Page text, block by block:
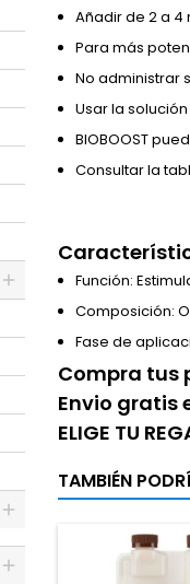
Añadir de 2 a
Para más
No administrar
Usar la
BIOBOOST
Consultar la
Función:
Composición:
Fase de
Compra tus
Envio gratis
ELIGE TU
TAMBIÉN